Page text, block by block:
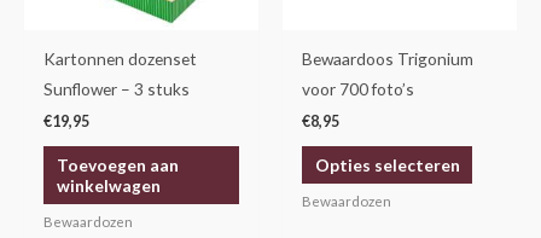
Kartonnen dozenset
Sunflower – 3 stuks
€19,95
Toevoegen aan
winkelwagen
Bewaardozen
Bewaardoos Trigonium
voor 700 foto’s
€8,95
Opties selecteren
de
Bewaardozen